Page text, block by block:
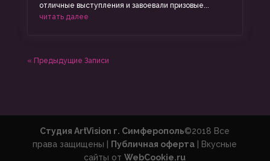
отличные выступления и завоевали призовые...
читать далее
« Предыдущие Записи
Студия ArtVision г. Симферополь©2018 Все
права защищены |
Публичная оферта | Вкусные
сайты отWebCookie.ru